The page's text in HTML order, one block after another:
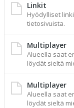
Linkit
Hyödylliset
tietosivuista.
Multiplayer
Alueella saat
löydät sieltä
Multiplayer
Alueella saat
löydät sieltä